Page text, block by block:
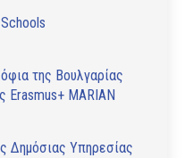
της Βουλγαρίας
Erasmus+ MARIAN
Δημόσιας Υπηρεσίας